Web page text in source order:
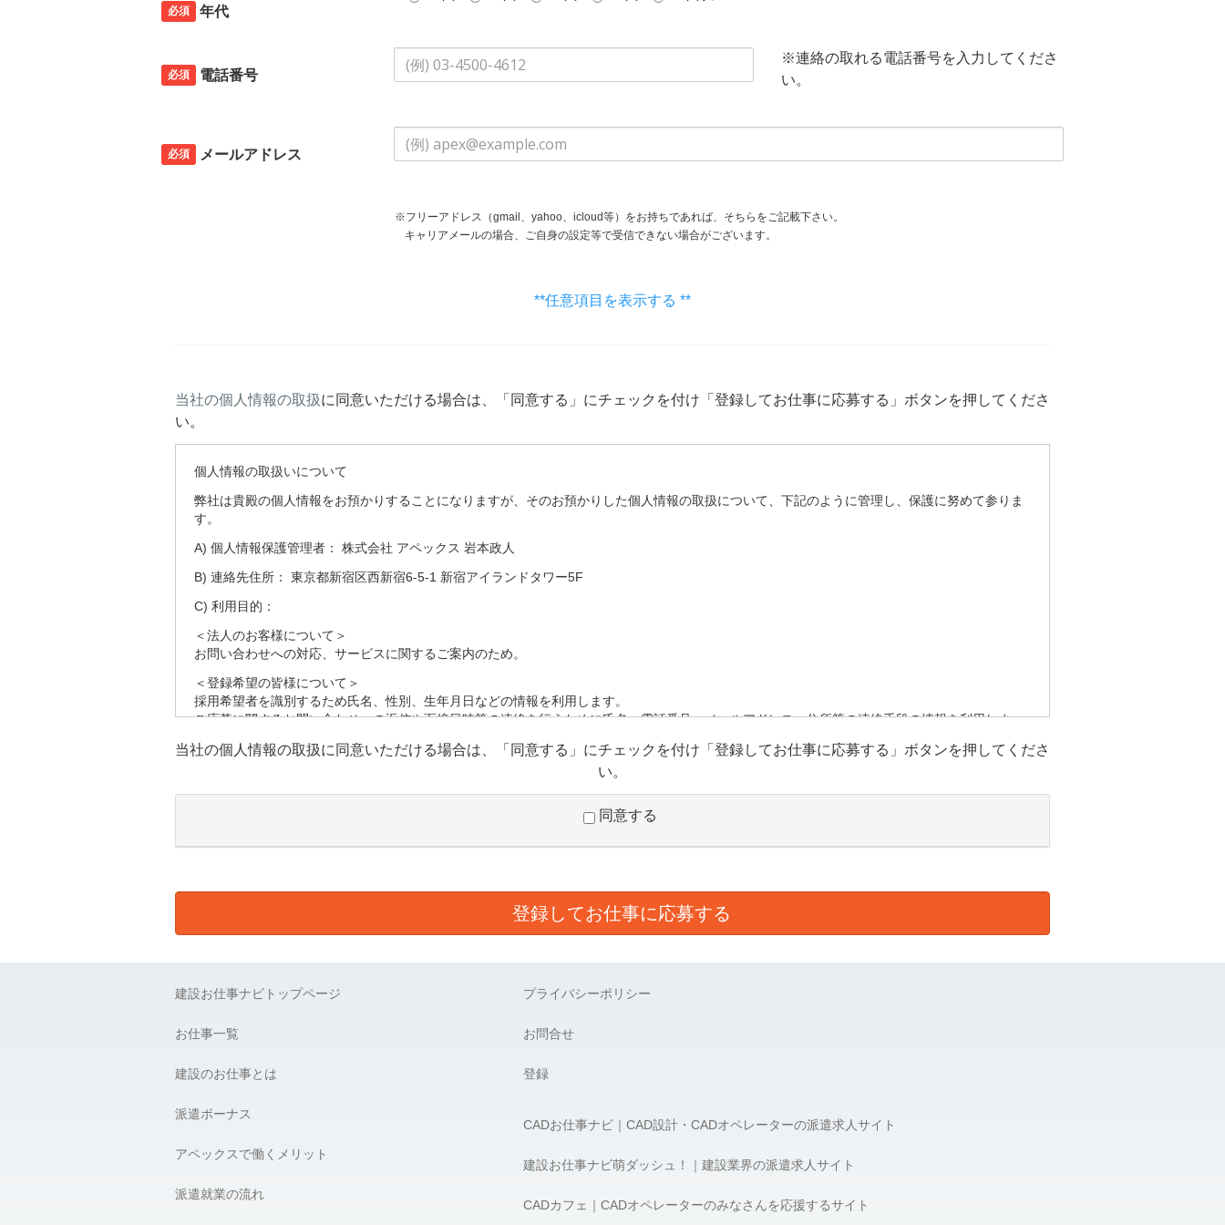
必須 年代
必須 電話番号
※連絡の取れる電話番号を入力してくださ
い。
必須 メールアドレス
※フリーアドレス（gmail、yahoo、icloud等）をお持ちであれば、そちらをご記載下さい。
キャリアメールの場合、ご自身の設定等で受信できない場合がございます。
**任意項目を表示する **
当社の個人情報の取扱に同意いただける場合は、「同意する」にチェックを付け「登録してお仕事に応募する」ボタンを押してくださ
い。
個人情報の取扱いについて
弊社は貴殿の個人情報をお預かりすることになりますが、そのお預かりした個人情報の取扱について、下記のように管理し、保護に努めて参りま
す。
A) 個人情報保護管理者： 株式会社 アペックス 岩本政人
B) 連絡先住所： 東京都新宿区西新宿6-5-1 新宿アイランドタワー5F
C) 利用目的：
＜法人のお客様について＞
お問い合わせへの対応、サービスに関するご案内のため。
＜登録希望の皆様について＞
採用希望者を識別するため氏名、性別、生年月日などの情報を利用します。
ご応募に関するお問い合わせへの返信や面接日時等の連絡を行うために氏名、電話番号、メールアドレス、住所等の連絡手段の情報を利用しま
採用の検討のため健康状態、職務経歴、スキルシート、資格等の情報を利用します。
弊社は法律で定められている場合を除いて、本人の個人情報を当該本人の同意を得ず第三者に提供することはありません。
E) 個人情報の取扱い業務の委託：
ります。この場合、個人情報を適切に取り扱っていると認められる委託先を選定し、契約等において個人情報の適正管理・機密保持などにより皆
様の個人情報の漏洩防止に必要な事項を取決め、適切な管理を実施させます。
F) 個人情報提供の任意性：
G) 個人情報の開示請求について：
貴殿には、貴殿の個人情報の利用目的の通知、開示、内容の訂正、追加又は削除、利用の停止、消去及び第三者への提供の停止、第三者提供記録
の開示を要求する権利があります。必要な場合には、下記の窓口まで連絡ください。
【個人情報問合せ窓口】
〒163-1305 東京都新宿区西新宿6-5-1 新宿アイランドタワー5F
Phone：03-4500-4612（平日9:00 〜 18:00） e-mail：privacy@apex-jp.com
個人情報問合せ窓口責任者 株式会社 アペックス 髙橋 宏
＿＿＿＿＿＿＿＿＿＿＿＿＿＿＿＿
当社の個人情報の取扱に同意いただける場合は、「同意する」にチェックを付け「登録してお仕事に応募する」ボタンを押してくださ
い。
同意する
建設お仕事ナビトップページ
お仕事一覧
建設のお仕事とは
派遣ボーナス
アペックスで働くメリット
派遣就業の流れ
プライバシーポリシー
お問合せ
登録
CADお仕事ナビ｜CAD設計・CADオペレーターの派遣求人サイト
建設お仕事ナビ萌ダッシュ！｜建設業界の派遣求人サイト
CADカフェ｜CADオペレーターのみなさんを応援するサイト